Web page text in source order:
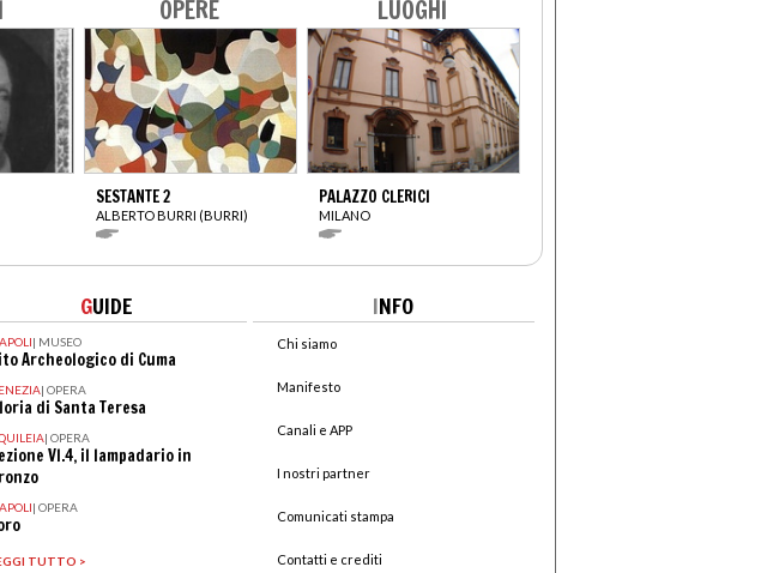
OPERE
SESTANTE 2
ALBERTO BURRI (BURRI)
LUOGHI
PALAZZO CLERICI
MILANO
GUIDE
| MUSEO
Archeologico di Cuma
| OPERA
di Santa Teresa
| OPERA
VI.4, il lampadario in
| OPERA
TUTTO >
INFO
Chi siamo
Manifesto
Canali e APP
I nostri partner
Comunicati stampa
Contatti e crediti